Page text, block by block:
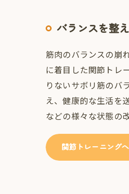
バランスを整
筋肉のバランスの崩
に着目した関節トレ
りないサボリ筋のバ
え、健康的な生活を
などの様々な状態の
関節トレーニングへ